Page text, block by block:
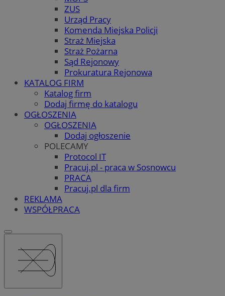
ZUS
Urząd Pracy
Komenda Miejska Policji
Straż Miejska
Straż Pożarna
Sąd Rejonowy
Prokuratura Rejonowa
KATALOG FIRM
Katalog firm
Dodaj firmę do katalogu
OGŁOSZENIA
OGŁOSZENIA
Dodaj ogłoszenie
POLECAMY
Protocol IT
Pracuj.pl - praca w Sosnowcu
PRACA
Pracuj.pl dla firm
REKLAMA
WSPÓŁPRACA